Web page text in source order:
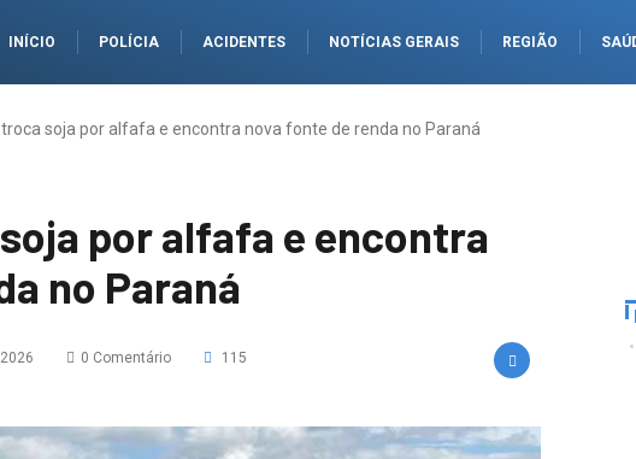
INÍCIO POLÍCIA ACIDENTES NOTÍCIAS GERAIS REGIÃO
soja por alfafa e encontra nova fonte de renda no Paraná
por alfafa e encontra
no Paraná
0 Comentário 115